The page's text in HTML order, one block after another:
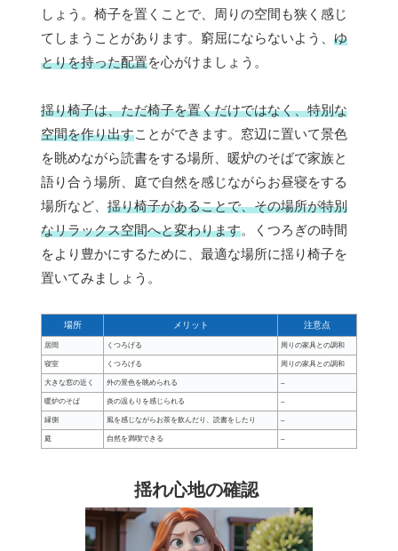
しょう。椅子を置くことで、周りの空間も狭く感じ
てしまうことがあります。窮屈にならないよう、 ゆ
とりを持った配置を心がけましょう。
揺り椅子は、ただ椅子を置くだけではなく、特別な
空間を作り出すことができます。窓辺に置いて景色
を眺めながら読書をする場所、暖炉のそばで家族と
語り合う場所、庭で自然を感じながらお昼寝をする
場所など、 揺り椅子があることで、その場所が特別
なリラックス空間へと変わります。くつろぎの時間
をより豊かにするために、最適な場所に揺り椅子を
置いてみましょう。
場所 メリット 注意点
居間 くつろげる 周りの家具との調和
寝室 くつろげる 周りの家具との調和
大きな窓の近く 外の景色を眺められる –
暖炉のそば 炎の温もりを感じられる –
縁側 風を感じながらお茶を飲んだり、読書をしたり –
庭 自然を満喫できる –
揺れ心地の確認